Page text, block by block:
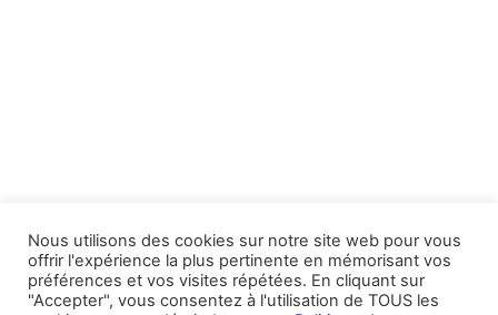
Andalucia Aficion Voyages
Nous utilisons des cookies sur notre site web pour vous
offrir l'expérience la plus pertinente en mémorisant vos
préférences et vos visites répétées. En cliquant sur
"Accepter", vous consentez à l'utilisation de TOUS les